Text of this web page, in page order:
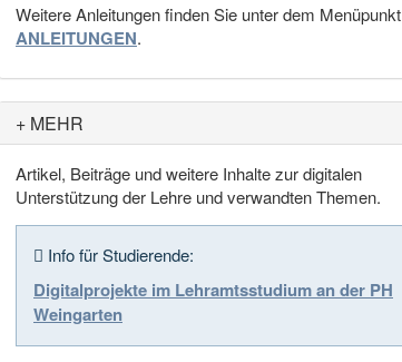
Weitere Anleitungen finden Sie unter dem Menüpunkt
ANLEITUNGEN.
+ MEHR
Artikel, Beiträge und weitere Inhalte zur digitalen
Unterstützung der Lehre und verwandten Themen.
Info für Studierende:
Digitalprojekte im Lehramtsstudium an der PH
Weingarten